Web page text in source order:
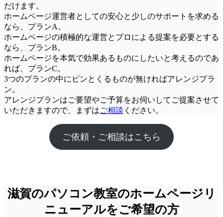
だけます。
ホームページ運営者としての安心と少しのサポートを求める
なら、 プランA 。
ホームページの積極的な運営とプロによる提案を必要とする
なら、 プランB。
ホームページを本気で効果あるものにしたいと考えるのであ
れば、 プランC。
3つのプランの中にピンとくるものが無ければアレンジプラ
ン。
アレンジプランはご要望やご予算をお伺いしてご提案させて
いただきますので、まずはご相談 ください。
ご依頼・ご相談はこちら
滋賀のパソコン教室のホームページリ
ニューアルをご希望の方